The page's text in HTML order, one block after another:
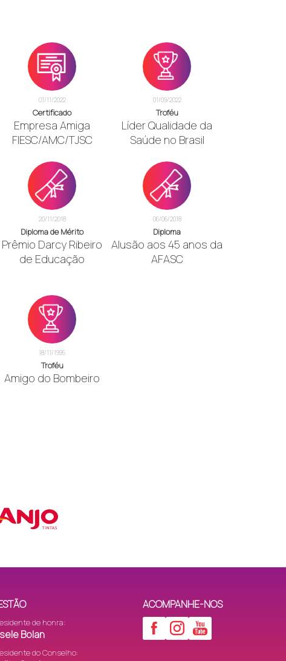
01/11/2022
Certificado
Empresa Amiga
FIESC/AMC/TJSC
01/09/2022
Troféu
Líder Qualidade da
Saúde no Brasil
20/11/2018
Diploma de Mérito
Prêmio Darcy Ribeiro
de Educação
06/06/2018
Diploma
Alusão aos 45 anos da
AFASC
18/11/1995
Troféu
Amigo do Bombeiro
de honra:
Bolan
do Conselho:
ACOMPANHE-NOS